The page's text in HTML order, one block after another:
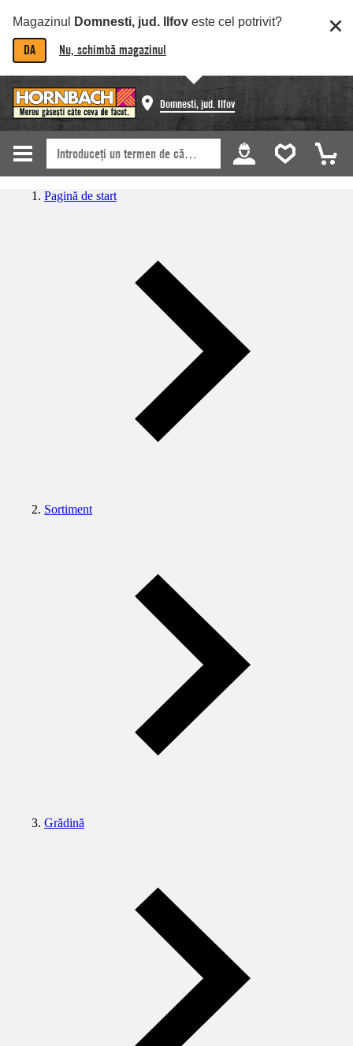
Magazinul Domnesti, jud. Ilfov este cel potrivit?
DA Nu, schimbă magazinul
Domnesti, jud. Ilfov
Pagină de start
Sortiment
Grădină